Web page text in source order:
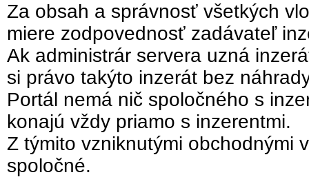
Za obsah a správnosť všetkých
miere zodpovednosť zadávateľ
Ak administrár servera uzná
si právo takýto inzerát bez
Portál nemá nič spoločného s
konajú vždy priamo s inzerentmi.
Z týmito vzniknutými obchodnými
spoločné.